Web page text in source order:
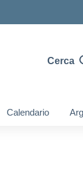
Cerca
Calendario